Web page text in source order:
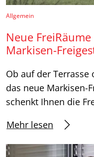
Allgemein
Neue
Markisen-
Ob auf der
das neue Markisen-
schenkt Ihnen die
Mehr lesen